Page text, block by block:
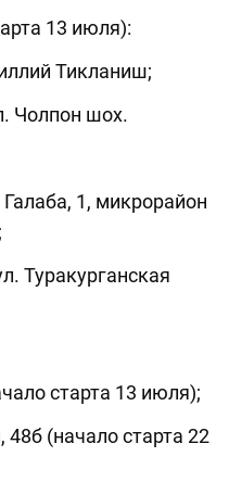
13 июля):
Тикланиш;
Чолпон шох.
1, микрорайон
Туракурганская
старта 13 июля);
48б (начало старта 22